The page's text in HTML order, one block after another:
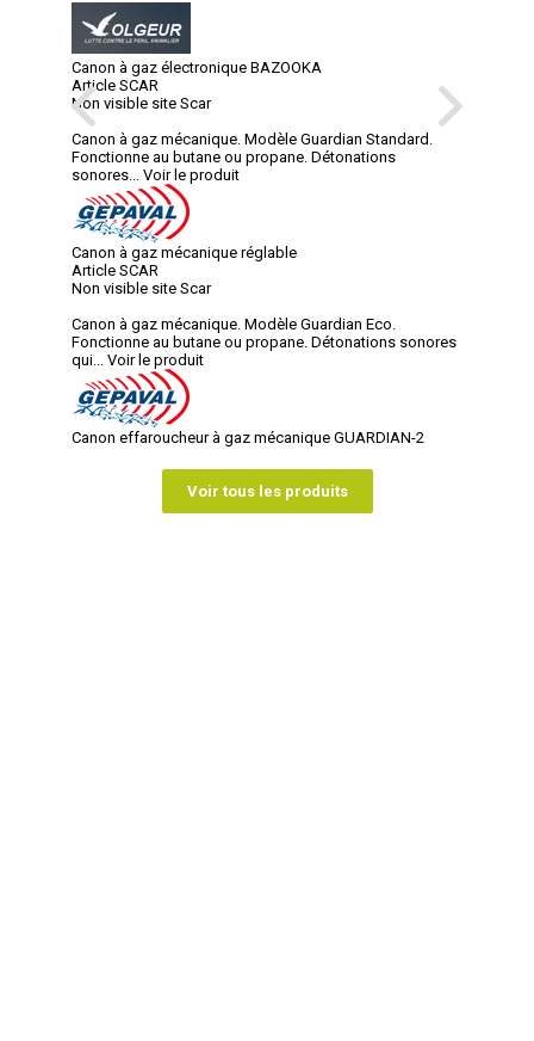
Canon à gaz électronique BAZOOKA
Article SCAR
Non visible site Scar
Canon à gaz mécanique. Modèle Guardian Standard.
Fonctionne au butane ou propane. Détonations
sonores...
Voir le produit
Canon à gaz mécanique réglable
Article SCAR
Non visible site Scar
Canon à gaz mécanique. Modèle Guardian Eco.
Fonctionne au butane ou propane. Détonations sonores
qui...
Voir le produit
Canon effaroucheur à gaz mécanique GUARDIAN-2
Voir tous les produits